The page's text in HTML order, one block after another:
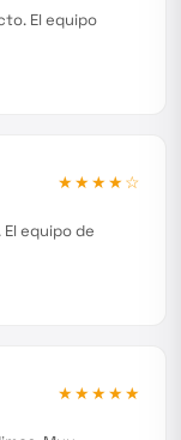
El equipo
★★★★☆
equipo de
★★★★★